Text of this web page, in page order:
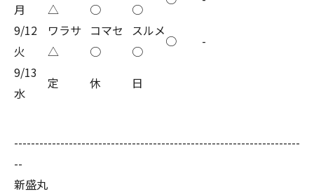
月
△
○
○
9/12
火
ワラサ
△
コマセ
○
スルメ
○
○
-
9/13
水
定 休 日
--------------------------------------------------------------------
--
新盛丸